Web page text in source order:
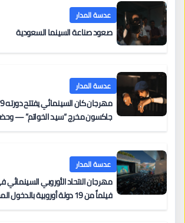
عدسة المدار
صعود صناعة السينما السعودية
عدسة المدار
جاكسون مخرج “سيد الخواتم” —
عدسة المدار
فيلماً من 19 دولة أوروبية بالدخول المجاني